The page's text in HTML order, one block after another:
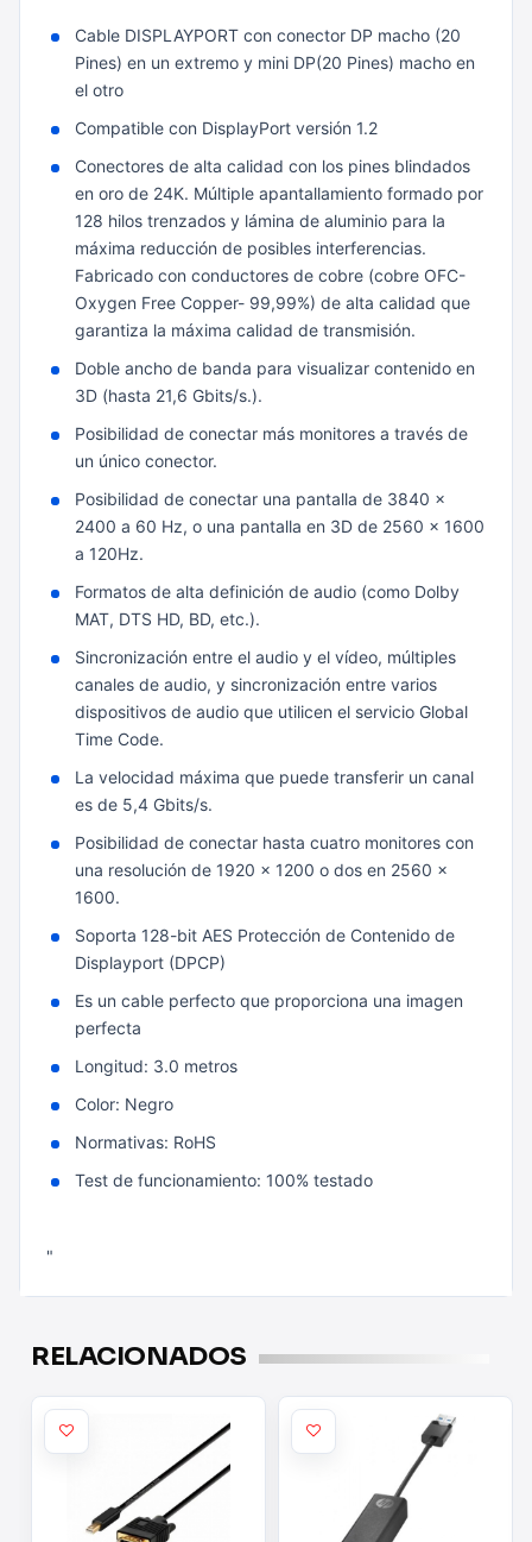
Cable DISPLAYPORT con conector DP macho (20
Pines) en un extremo y mini DP(20 Pines) macho en
el otro
Compatible con DisplayPort versión 1.2
Conectores de alta calidad con los pines blindados
en oro de 24K. Múltiple apantallamiento formado por
128 hilos trenzados y lámina de aluminio para la
máxima reducción de posibles interferencias.
Fabricado con conductores de cobre (cobre OFC-
Oxygen Free Copper- 99,99%) de alta calidad que
garantiza la máxima calidad de transmisión.
Doble ancho de banda para visualizar contenido en
3D (hasta 21,6 Gbits/s.).
Posibilidad de conectar más monitores a través de
un único conector.
Posibilidad de conectar una pantalla de 3840 x
2400 a 60 Hz, o una pantalla en 3D de 2560 x 1600
a 120Hz.
Formatos de alta definición de audio (como Dolby
MAT, DTS HD, BD, etc.).
Sincronización entre el audio y el vídeo, múltiples
canales de audio, y sincronización entre varios
dispositivos de audio que utilicen el servicio Global
Time Code.
La velocidad máxima que puede transferir un canal
es de 5,4 Gbits/s.
Posibilidad de conectar hasta cuatro monitores con
una resolución de 1920 x 1200 o dos en 2560 x
1600.
Soporta 128-bit AES Protección de Contenido de
Displayport (DPCP)
Es un cable perfecto que proporciona una imagen
perfecta
Longitud: 3.0 metros
Color: Negro
Normativas: RoHS
Test de funcionamiento: 100% testado
"
RELACIONADOS